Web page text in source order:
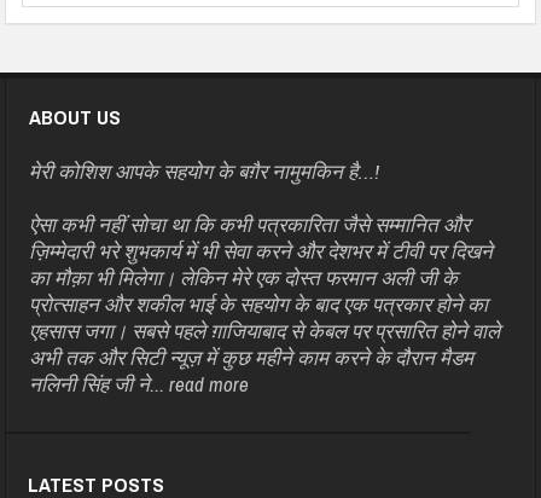
ABOUT US
मेरी कोशिश आपके सहयोग के बग़ैर नामुमकिन है…!
ऐसा कभी नहीं सोचा था कि कभी पत्रकारिता जैसे सम्मानित और
ज़िम्मेदारी भरे शुभकार्य में भी सेवा करने और देशभर में टीवी पर दिखने
का मौक़ा भी मिलेगा। लेकिन मेरे एक दोस्त फरमान अली जी के
प्रोत्साहन और शकील भाई के सहयोग के बाद एक पत्रकार होने का
एहसास जगा। सबसे पहले ग़ाजियाबाद से केबल पर प्रसारित होने वाले
अभी तक और सिटी न्यूज़ में कुछ महीने काम करने के दौरान मैडम
नलिनी सिंह जी ने...read more
LATEST POSTS